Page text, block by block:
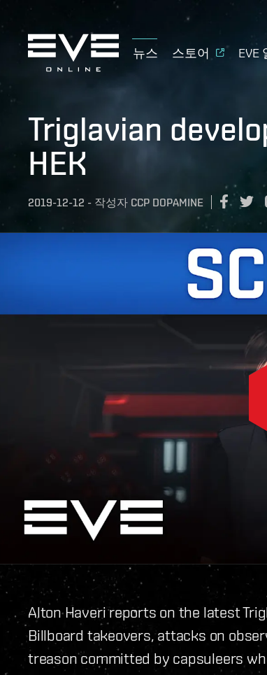
뉴스 스토어 EVE
Triglavian
HEK
2019-12-12 - 작성자 CCP DOPAMINE
Alton Haveri reports on the latest
Billboard takeovers, attacks on
treason committed by capsuleers